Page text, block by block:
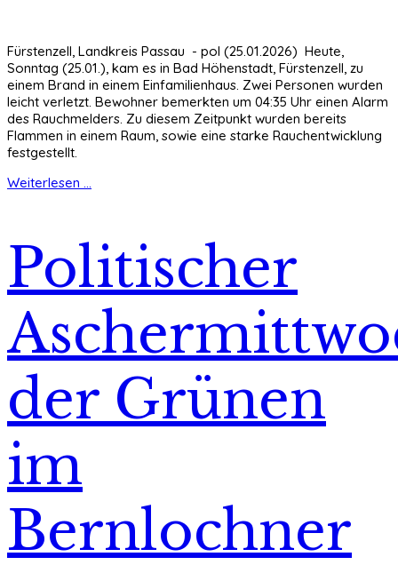
Fürstenzell, Landkreis Passau - pol (25.01.2026) Heute,
Sonntag (25.01.), kam es in Bad Höhenstadt, Fürstenzell, zu
einem Brand in einem Einfamilienhaus. Zwei Personen wurden
leicht verletzt. Bewohner bemerkten um 04:35 Uhr einen Alarm
des Rauchmelders. Zu diesem Zeitpunkt wurden bereits
Flammen in einem Raum, sowie eine starke Rauchentwicklung
festgestellt.
Weiterlesen ...
Politischer
der Grünen
im
Bernlochner